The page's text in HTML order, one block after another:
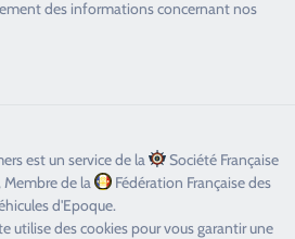
des informations concernant nos
est un service de la
Société Française
de la
Fédération Française des
d'Epoque.
utilise des cookies pour vous garantir une